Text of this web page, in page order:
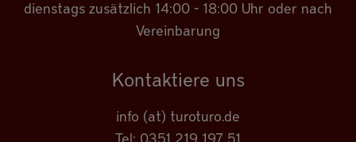
dienstags zusätzlich 14:00 - 18:00 Uhr oder nach
Vereinbarung
Kontaktiere uns
info (at) turoturo.de